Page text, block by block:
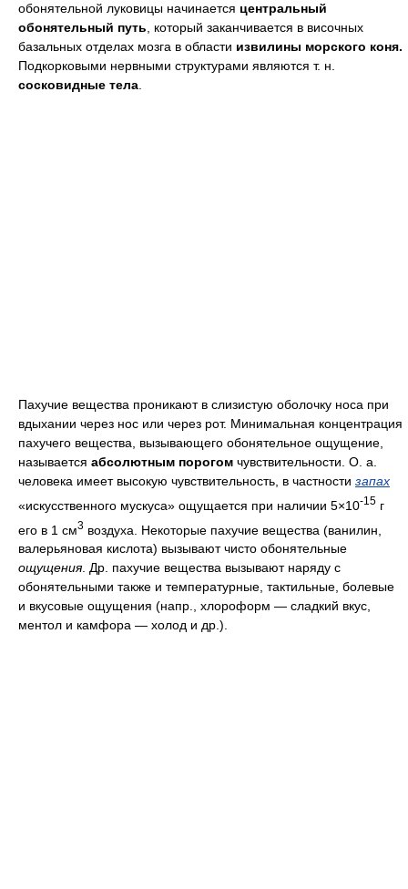
обонятельной луковицы начинается центральный
обонятельный путь , который заканчивается в височных
базальных отделах мозга в области извилины морского коня.
Подкорковыми нервными структурами являются т. н.
сосковидные тела
Пахучие вещества проникают в слизистую оболочку носа при
вдыхании через нос или через рот. Минимальная концентрация
пахучего вещества, вызывающего обонятельное ощущение,
называется абсолютным порогом чувствительности. О. а.
человека имеет высокую чувствительность, в частности запах
«искусственного мускуса» ощущается при наличии 5×10-15 г
его в 1 см3 воздуха. Некоторые пахучие вещества (ванилин,
валерьяновая кислота) вызывают чисто обонятельные
ощущения. Др. пахучие вещества вызывают наряду с
обонятельными также и температурные, тактильные, болевые
и вкусовые ощущения (напр., хлороформ — сладкий вкус,
ментол и камфора — холод и др.).